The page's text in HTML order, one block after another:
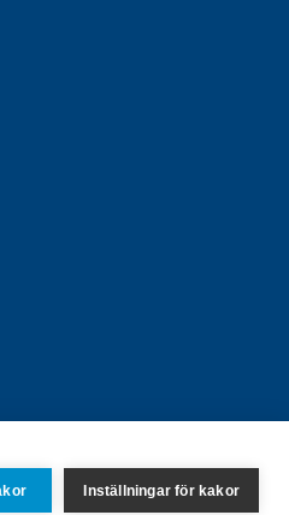
Inställningar för kakor